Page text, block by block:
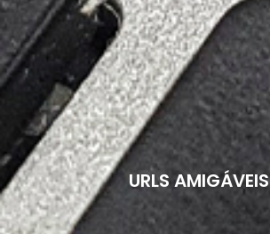
URLS AMIGÁVEIS